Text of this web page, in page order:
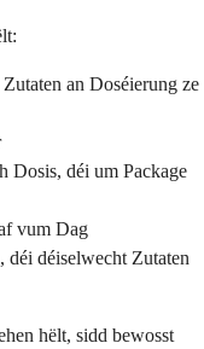
an Doséierung ze
Dosis, déi um Package
vum Dag
déi déiselwecht Zutaten
hëlt, sidd bewosst